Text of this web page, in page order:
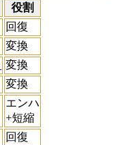
役割
回復
変換
変換
変換
エンハ
+短縮
回復